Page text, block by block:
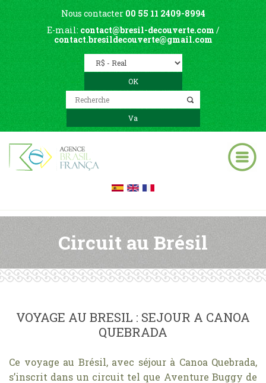
Nous contacter 00 55 11 2409-8994
E-mail: contact@bresil-decouverte.com /
contact.bresildecouverte@gmail.com
Circuit au Brésil
VOYAGE AU BRESIL : SEJOUR A CANOA
QUEBRADA
Ce voyage au Brésil, avec séjour à Canoa Quebrada,
s’inscrit dans un circuit tel que Aventure Buggy de